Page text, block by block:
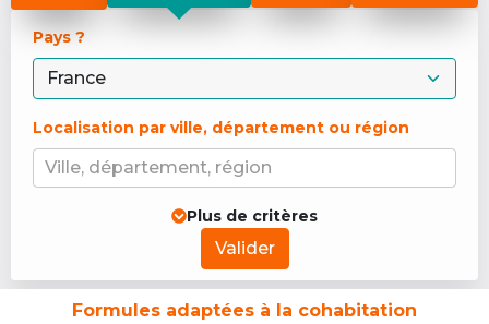
Pays ?
Localisation par ville, département ou région
Ville, département, région
Plus de critères
Valider
Formules adaptées à la cohabitation